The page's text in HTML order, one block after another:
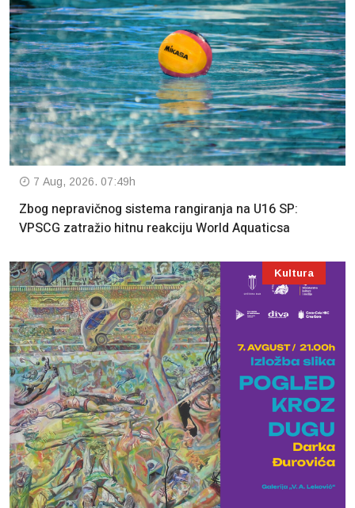
7 Aug, 2026. 07:49h
Zbog nepravičnog sistema rangiranja na U16 SP:
VPSCG zatražio hitnu reakciju World Aquaticsa
Kultura